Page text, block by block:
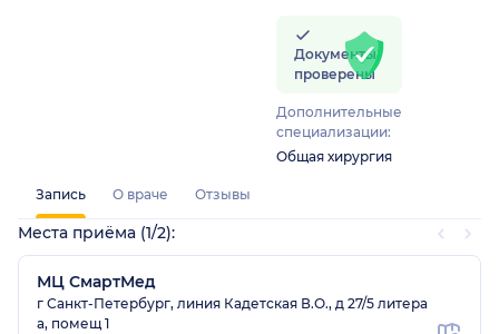
Документы
проверены
Дополнительные
специализации:
Общая хирургия
Запись О враче Отзывы
Места приёма (1/2):
МЦ СмартМед
г Санкт-Петербург, линия Кадетская В.О., д 27/5 литера
а, помещ 1